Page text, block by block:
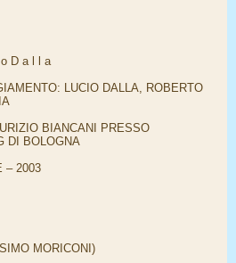
D a l l a
LUCIO DALLA, ROBERTO
BIANCANI PRESSO
DI BOLOGNA
– 2003
MORICONI)